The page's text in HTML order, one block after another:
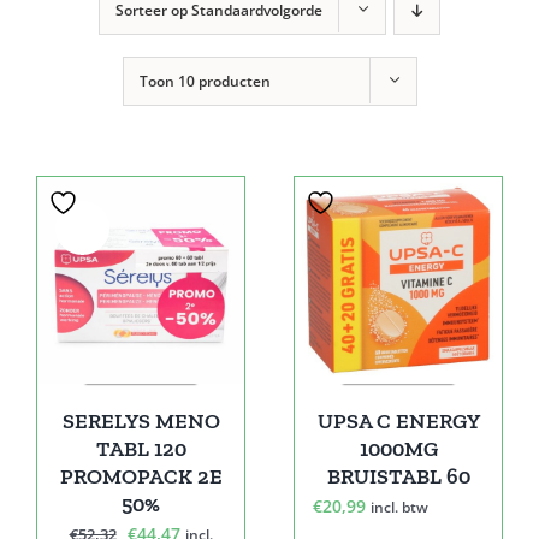
Sorteer opStandaardvolgorde
Toon 10 producten
SERELYS MENO
TABL 120
PROMOPACK 2E
50%
€52,32 Oorspronkelijke
€44,47Huidige
incl.
UPSA C ENERGY
1000MG
BRUISTABL 60
€20,99 incl. btw